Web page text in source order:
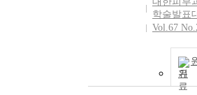
학술발표
Vol.67
기